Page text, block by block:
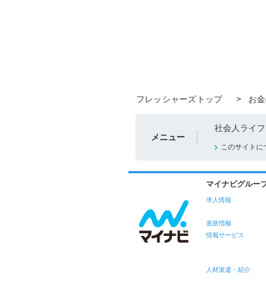
フレッシャーズトップ
> お
メニュー
社会人ライフ
このサイトに
マイナビグルー
求人情報
進路情報
情報サービス
人材派遣・紹介